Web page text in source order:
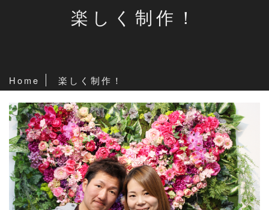
楽しく制作！
Home 楽しく制作！